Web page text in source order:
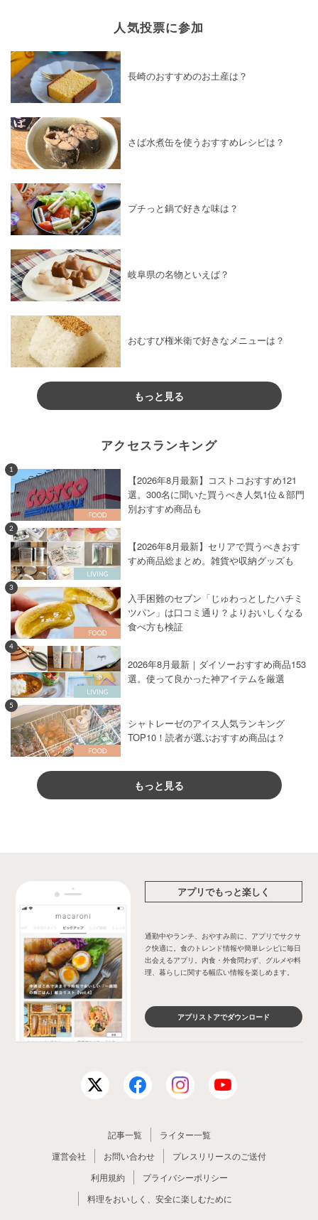
人気投票に参加
長崎のおすすめのお土産は？
さば水煮缶を使うおすすめレシピは？
プチっと鍋で好きな味は？
岐阜県の名物といえば？
おむすび権米衛で好きなメニューは？
もっと見る
アクセスランキング
1
【2026年8月最新】コストコおすすめ121
選。300名に聞いた買うべき人気1位＆部門
別おすすめ商品も
2
【2026年8月最新】セリアで買うべきおす
すめ商品総まとめ。雑貨や収納グッズも
3
入手困難のセブン「じゅわっとしたハチミ
ツパン」は口コミ通り？よりおいしくなる
食べ方も検証
4
2026年8月最新｜ダイソーおすすめ商品153
選。使って良かった神アイテムを厳選
5
シャトレーゼのアイス人気ランキング
TOP10！読者が選ぶおすすめ商品は？
もっと見る
アプリでもっと楽しく
通勤中やランチ、おやすみ前に、アプリでサクサ
ク快適に。食のトレンド情報や簡単レシピに毎日
出会えるアプリ。内食・外食問わず、グルメや料
理、暮らしに関する幅広い情報を楽しめます。
アプリストアでダウンロード
記事一覧
ライター一覧
運営会社
お問い合わせ
プレスリリースのご送付
利用規約
プライバシーポリシー
料理をおいしく、安全に楽しむために